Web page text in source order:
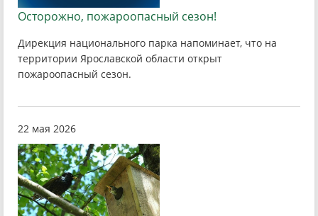
Осторожно, пожароопасный сезон!
Дирекция национального парка напоминает, что на
территории Ярославской области открыт
пожароопасный сезон.
22 мая 2026